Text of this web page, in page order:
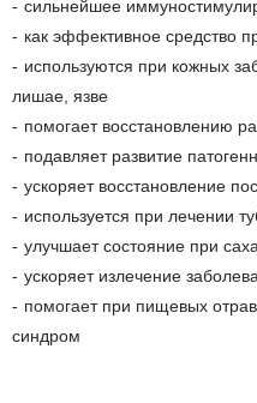
сильнейшее
как эффективное средство
используются при кожных
лишае, язве
помогает восстановлению
подавляет развитие
ускоряет восстановление
используется при лечении
улучшает состояние при
ускоряет излечение
помогает при пищевых
синдром